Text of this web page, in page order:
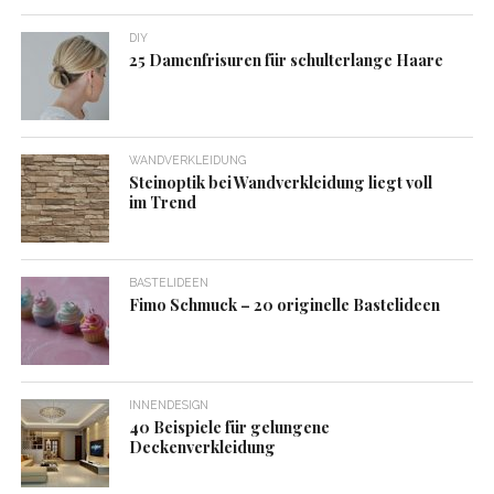
DIY
25 Damenfrisuren für schulterlange Haare
WANDVERKLEIDUNG
Steinoptik bei Wandverkleidung liegt voll
im Trend
BASTELIDEEN
Fimo Schmuck – 20 originelle Bastelideen
INNENDESIGN
40 Beispiele für gelungene
Deckenverkleidung